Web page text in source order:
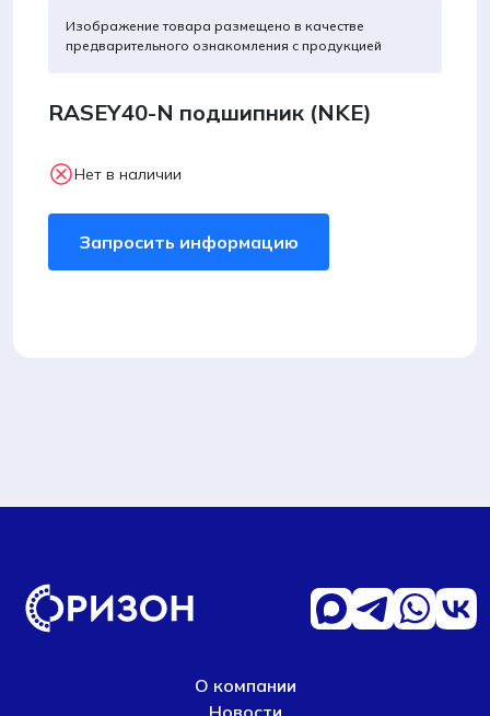
Изображение товара размещено в качестве
предварительного ознакомления с продукцией
RASEY40-N подшипник (NKE)
Нет в наличии
Запросить информацию
О компании
Новости